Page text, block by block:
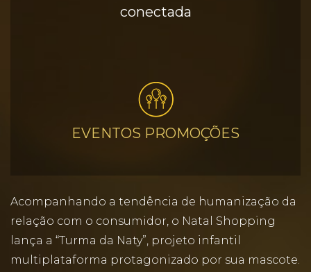
conectada
EVENTOS PROMOÇÕES
Acompanhando a tendência de humanização da
relação com o consumidor, o Natal Shopping
lança a “Turma da Naty”, projeto infantil
multiplataforma protagonizado por sua mascote.